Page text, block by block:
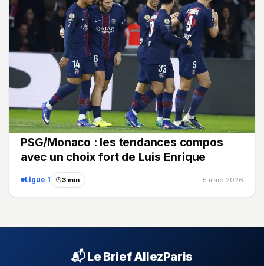
PSG/Monaco : les tendances compos
avec un choix fort de Luis Enrique
Ligue 1 3 min 5 mars 2026
📬 Le Brief AllezParis